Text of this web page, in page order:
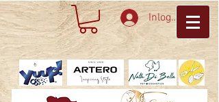
Inloggen